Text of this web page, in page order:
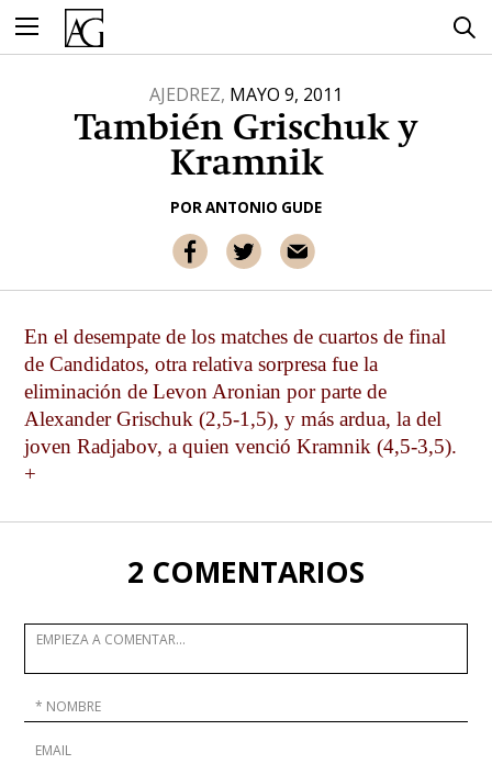
contenido
AJEDREZ, MAYO 9, 2011
También Grischuk y
Kramnik
PORANTONIO GUDE
En el desempate de los matches de cuartos de final
de Candidatos, otra relativa sorpresa fue la
eliminación de Levon Aronian por parte de
Alexander Grischuk (2,5-1,5), y más ardua, la del
joven Radjabov, a quien venció Kramnik (4,5-3,5).
+
2 COMENTARIOS